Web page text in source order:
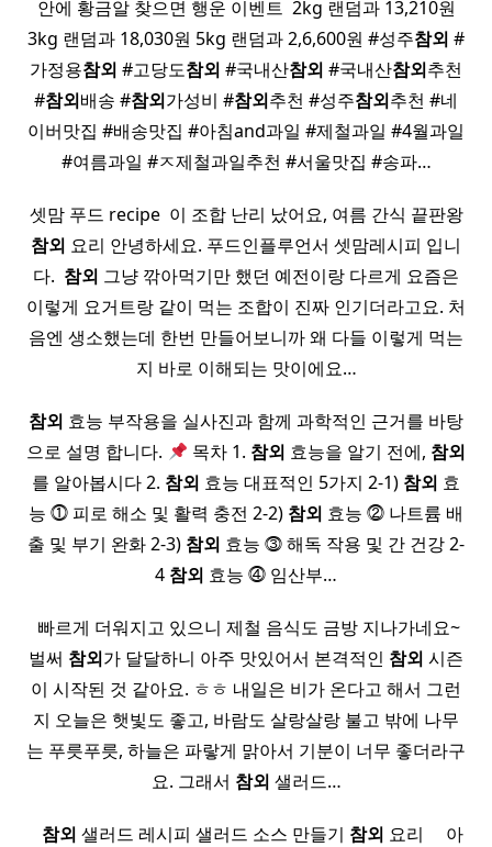
안에 황금알 찾으면 행운 이벤트 ​ 2kg 랜덤과 13,210원
3kg 랜덤과 18,030원 5kg 랜덤과 2,6,600원 #성주참외 #
가정용참외 #고당도참외 #국내산참외 #국내산참외추천
#참외배송 #참외가성비 #참외추천 #성주참외추천 #네
이버맛집 #배송맛집 #아침and과일 #제철과일 #4월과일
#여름과일 #ㅈ제철과일추천 #서울맛집 #송파…
셋맘 푸드 recipe ​ 이 조합 난리 났어요, 여름 간식 끝판왕
참외 요리 안녕하세요. 푸드인플루언서 셋맘레시피 입니
다. ​ 참외 그냥 깎아먹기만 했던 예전이랑 다르게 요즘은
이렇게 요거트랑 같이 먹는 조합이 진짜 인기더라고요. 처
음엔 생소했는데 한번 만들어보니까 왜 다들 이렇게 먹는
지 바로 이해되는 맛이에요…
참외 효능 부작용을 실사진과 함께 과학적인 근거를 바탕
으로 설명 합니다.
목차 1. 참외 효능을 알기 전에, 참외
를 알아봅시다 2. 참외 효능 대표적인 5가지 2-1) 참외 효
능 ⓵ 피로 해소 및 활력 충전 2-2) 참외 효능 ⓶ 나트륨 배
출 및 부기 완화 2-3) 참외 효능 ⓷ 해독 작용 및 간 건강 2-
4 참외 효능 ⓸ 임산부…
​ 빠르게 더워지고 있으니 제철 음식도 금방 지나가네요~
벌써 참외가 달달하니 아주 맛있어서 본격적인 참외 시즌
이 시작된 것 같아요. ㅎㅎ 내일은 비가 온다고 해서 그런
지 오늘은 햇빛도 좋고, 바람도 살랑살랑 불고 밖에 나무
는 푸릇푸릇, 하늘은 파랗게 맑아서 기분이 너무 좋더라구
요. 그래서 참외 샐러드…
참외 샐러드 레시피 샐러드 소스 만들기 참외 요리 ​ ​ ​ ​ 아